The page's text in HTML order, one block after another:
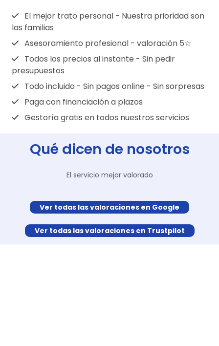
estas empresas no están obligadas a
alquilar sus tanatorios a otras funerarias, ya
escoger.
porque en ocasiones, puede ser obligatorio
contratar la funeraria y/o tanatorio
definidos por la aseguradora.
El mejor trato personal - Nuestra prioridad son
las familias
Asesoramiento profesional - valoración 5☆
Todos los precios al instante - Sin pedir
presupuestos
Todo incluido - Sin pagos online - Sin sorpresas
Paga con financiación a plazos
Gestoría gratis en todos nuestros servicios
Qué dicen de nosotros
El servicio mejor valorado
Ver todas las valoraciones en Google
Ver todas las valoraciones en Trustpilot